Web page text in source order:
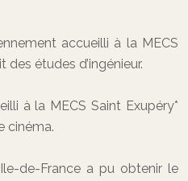
accueilli à la MECS
des études d’ingénieur.
à la MECS Saint Exupéry*
cinéma.
de-France a pu obtenir le